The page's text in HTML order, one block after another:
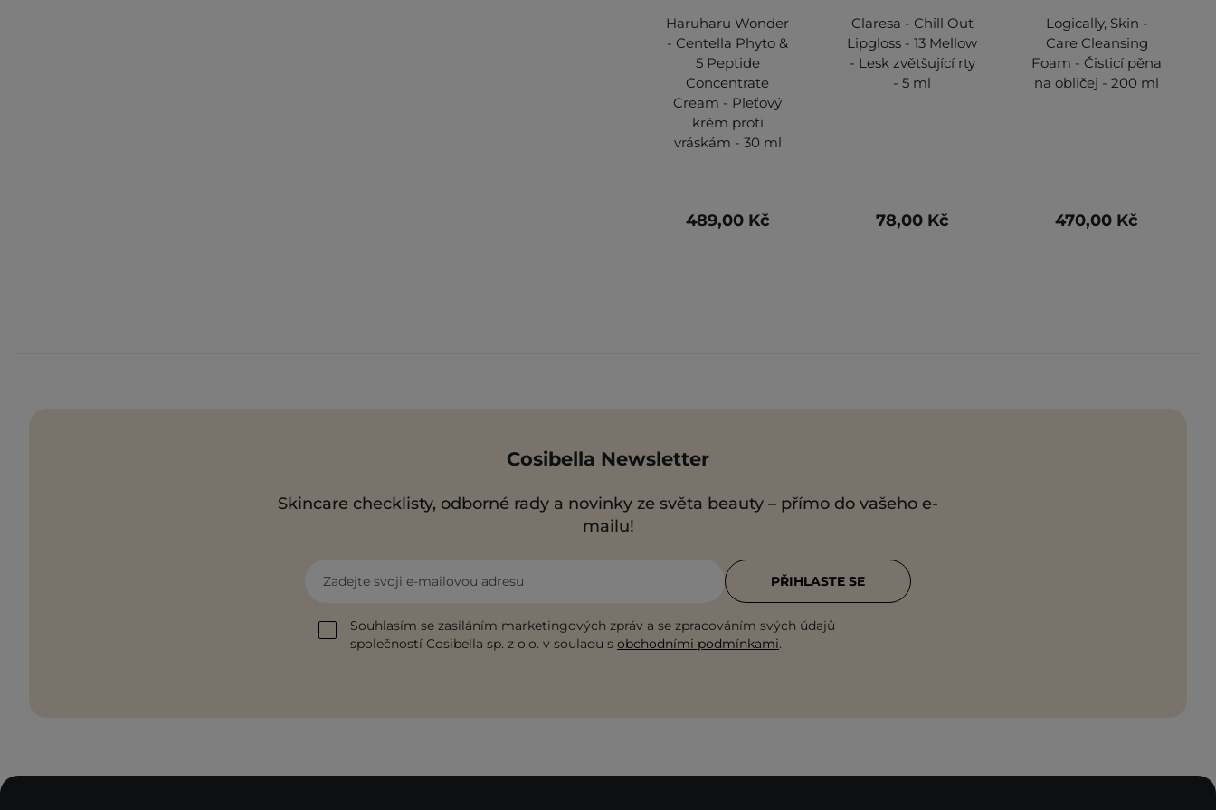
Haruharu Wonder
- Centella Phyto &
5 Peptide
Concentrate
Cream - Pleťový
krém proti
vráskám - 30 ml
489,00 Kč
Claresa - Chill Out
Lipgloss - 13 Mellow
- Lesk zvětšující rty
- 5 ml
78,00 Kč
Logically, Skin -
Care Cleansing
Foam - Čisticí pěna
na obličej - 200 ml
470,00 Kč
Cosibella Newsletter
Skincare checklisty, odborné rady a novinky ze světa beauty – přímo do vašeho e-
mailu!
Zadejte svoji e-mailovou adresu
Souhlasím se zasíláním marketingových zpráv a se zpracováním svých údajů
společností Cosibella sp. z o.o. v souladu s obchodními podmínkami.
PŘIHLASTE SE